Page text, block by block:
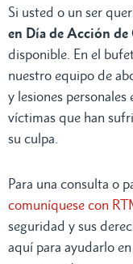
Si usted o un ser
en Día de Acción de
disponible. En el
nuestro equipo de
y lesiones
víctimas que han
su culpa.
Para una consulta o
comuníquese con
seguridad y sus
aquí para ayudarlo